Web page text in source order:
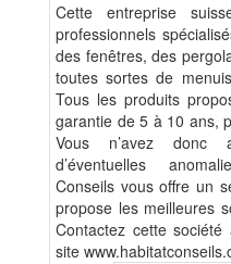
Cette entreprise
professionnels
des fenêtres, des
toutes sortes de
Tous les produits
garantie de 5 à 10 ans,
Vous n’avez donc
d’éventuelles
Conseils vous offre un
propose les meilleures
Contactez cette
site